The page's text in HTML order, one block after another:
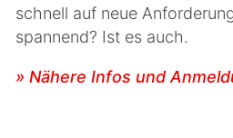
schnell auf neue
spannend? Ist es auch.
» Nähere Infos und